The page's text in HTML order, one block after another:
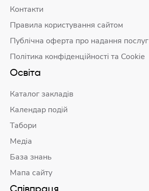
Контакти
Правила користування сайтом
Публічна оферта про надання послуг
Політика конфіденційності та Cookie
Освіта
Каталог закладів
Календар подій
Табори
Медіа
База знань
Мапа сайту